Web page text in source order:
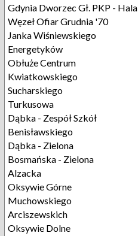
Gdynia Dworzec Gł. PKP - Hala
Węzeł Ofiar Grudnia '70
Janka Wiśniewskiego
Energetyków
Obłuże Centrum
Kwiatkowskiego
Sucharskiego
Turkusowa
Dąbka - Zespół Szkół
Benisławskiego
Dąbka - Zielona
Bosmańska - Zielona
Alzacka
Oksywie Górne
Muchowskiego
Arciszewskich
Oksywie Dolne